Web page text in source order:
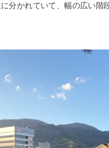
分かれていて、幅の広い階